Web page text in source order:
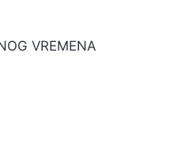
VREMENA